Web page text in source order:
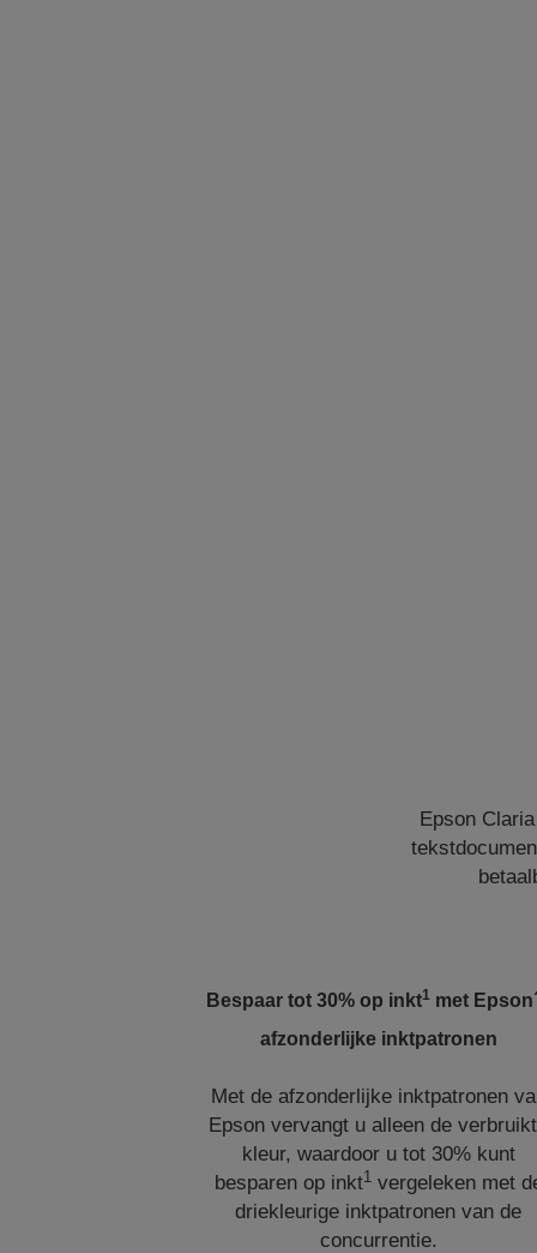
Epson
Bespaar tot 30% op inkt1 met
afzonderlijke inktpatronen
Met de afzonderlijke inktpatronen
Epson vervangt u alleen de
kleur, waardoor u tot 30% kunt
besparen op inkt1vergeleken met
driekleurige inktpatronen van de
concurrentie.